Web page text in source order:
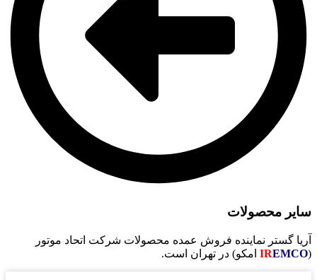
سایر محصولات
آریا گستر نماینده فروش عمده محصولات شرکت اتحاد موتور
(
IREMCO امکو) در تهران است.